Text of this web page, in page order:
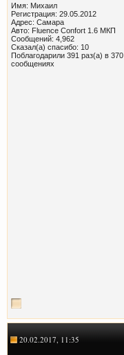
Имя: Михаил
Регистрация: 29.05.2012
Адрес: Самара
Авто: Fluence Confort 1.6 МКП
Сообщений: 4,962
Сказал(а) спасибо: 10
Поблагодарили 391 раз(а) в 370
сообщениях
20.02.2017, 11:35